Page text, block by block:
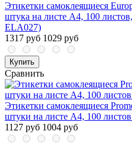
Этикетки самоклеящиеся
штука на листе А4, 100
ELA027)
1317 руб 1029 руб
Купить
Сравнить
Этикетки самоклеящиеся
штуки на листе А4, 100
1127 руб 1004 руб